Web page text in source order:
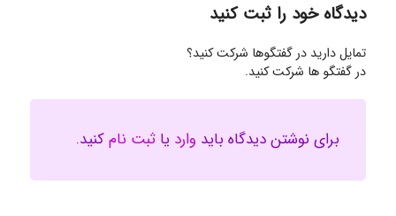
دیدگاه خود را ثبت کنید
تمایل دارید در گفتگوها شرکت کنید؟
در گفتگو ها شرکت کنید.
برای نوشتن دیدگاه باید وارد یا ثبت نامکنید.